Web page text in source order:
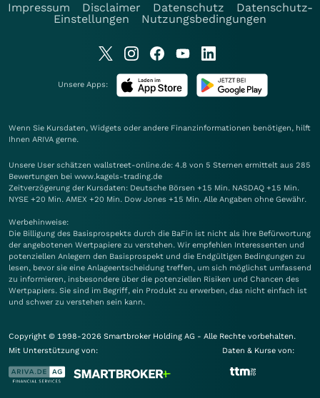
Impressum
Disclaimer Datenschutz
Datenschutz-
Einstellungen
Nutzungsbedingungen
Unsere Apps:
Wenn Sie Kursdaten, Widgets oder andere Finanzinformationen benötigen, hilft
Ihnen ARIVA gerne.
Unsere User schätzen wallstreet-online.de: 4.8 von 5 Sternen ermittelt aus 285
Bewertungen bei www.kagels-trading.de
Zeitverzögerung der Kursdaten: Deutsche Börsen +15 Min. NASDAQ +15 Min.
NYSE +20 Min. AMEX +20 Min. Dow Jones +15 Min. Alle Angaben ohne Gewähr.
Werbehinweise:
Die Billigung des Basisprospekts durch die BaFin ist nicht als ihre Befürwortung
der angebotenen Wertpapiere zu verstehen. Wir empfehlen Interessenten und
potenziellen Anlegern den Basisprospekt und die Endgültigen Bedingungen zu
lesen, bevor sie eine Anlageentscheidung treffen, um sich möglichst umfassend
zu informieren, insbesondere über die potenziellen Risiken und Chancen des
Wertpapiers. Sie sind im Begriff, ein Produkt zu erwerben, das nicht einfach ist
und schwer zu verstehen sein kann.
Copyright © 1998-2026 Smartbroker Holding AG - Alle Rechte vorbehalten.
Mit Unterstützung von:
Daten & Kurse von: